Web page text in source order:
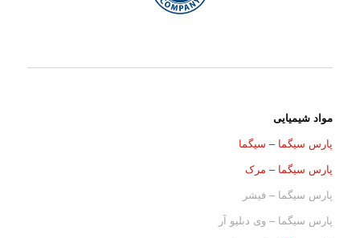
مواد شیمیایی
پارس سیگما – سیگما
پارس سیگما – مرک
پارس سیگما – فیشر
پارس سیگما – وی دبلیو آر